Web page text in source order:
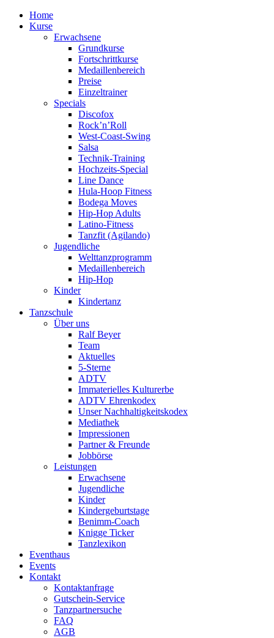
Home
Kurse
Erwachsene
Grundkurse
Fortschrittkurse
Medaillenbereich
Preise
Einzeltrainer
Specials
Discofox
Rock’n’Roll
West-Coast-Swing
Salsa
Technik-Training
Hochzeits-Special
Line Dance
Hula-Hoop Fitness
Bodega Moves
Hip-Hop Adults
Latino-Fitness
Tanzfit (Agilando)
Jugendliche
Welttanzprogramm
Medaillenbereich
Hip-Hop
Kinder
Kindertanz
Tanzschule
Über uns
Ralf Beyer
Team
Aktuelles
5-Sterne
ADTV
Immaterielles Kulturerbe
ADTV Ehrenkodex
Unser Nachhaltigkeitskodex
Mediathek
Impressionen
Partner & Freunde
Jobbörse
Leistungen
Erwachsene
Jugendliche
Kinder
Kindergeburtstage
Benimm-Coach
Knigge Ticker
Tanzlexikon
Eventhaus
Events
Kontakt
Kontaktanfrage
Gutschein-Service
Tanzpartnersuche
FAQ
AGB